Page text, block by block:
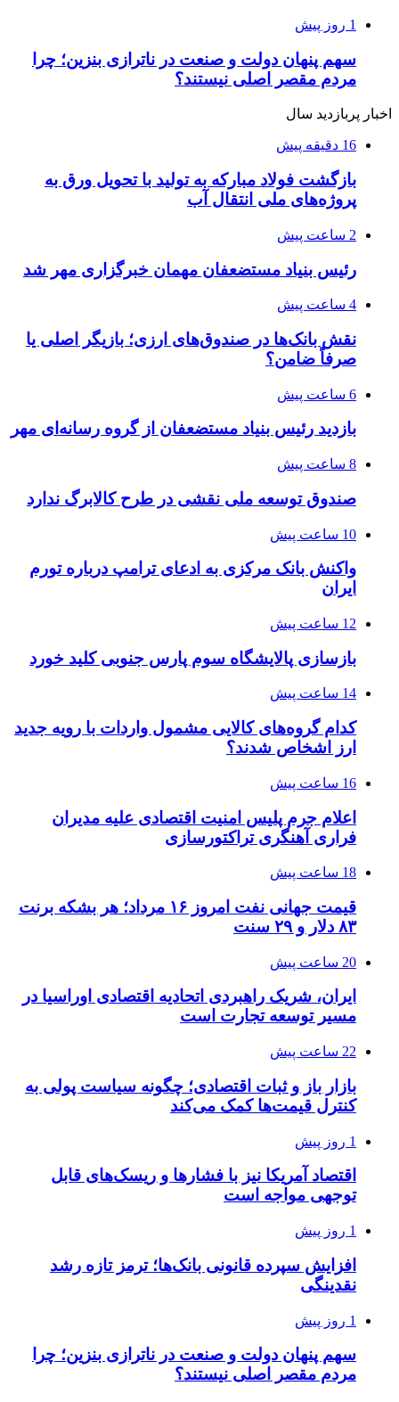
1 روز پیش
سهم پنهان دولت و صنعت در ناترازی بنزین؛ چرا
مردم مقصر اصلی نیستند؟
اخبار پربازدید سال
16 دقیقه پیش
بازگشت فولاد مبارکه به تولید با تحویل ورق به
پروژه‌های ملی انتقال آب
2 ساعت پیش
رئیس بنیاد مستضعفان مهمان خبرگزاری مهر شد
4 ساعت پیش
نقش بانک‌ها در صندوق‌های ارزی؛ بازیگر اصلی یا
صرفاً ضامن؟
6 ساعت پیش
بازدید رئیس بنیاد مستضعفان از گروه رسانه‌ای مهر
8 ساعت پیش
صندوق توسعه ملی نقشی در طرح کالابرگ ندارد
10 ساعت پیش
واکنش بانک مرکزی به ادعای ترامپ درباره تورم
ایران
12 ساعت پیش
بازسازی پالایشگاه سوم پارس جنوبی کلید خورد
14 ساعت پیش
کدام گروه‌های کالایی مشمول واردات با رویه جدید
ارز اشخاص شدند؟
16 ساعت پیش
اعلام جرم پلیس امنیت اقتصادی علیه مدیران
فراری آهنگری تراکتورسازی
18 ساعت پیش
قیمت جهانی نفت امروز ۱۶ مرداد؛ هر بشکه برنت
۸۳ دلار و ۲۹ سنت
20 ساعت پیش
ایران، شریک راهبردی اتحادیه اقتصادی اوراسیا در
مسیر توسعه تجارت است
22 ساعت پیش
بازار باز و ثبات اقتصادی؛ چگونه سیاست پولی به
کنترل قیمت‌ها کمک می‌کند
1 روز پیش
اقتصاد آمریکا نیز با فشارها و ریسک‌های قابل
توجهی مواجه است
1 روز پیش
افزایش سپرده قانونی بانک‌ها؛ ترمز تازه رشد
نقدینگی
1 روز پیش
سهم پنهان دولت و صنعت در ناترازی بنزین؛ چرا
مردم مقصر اصلی نیستند؟